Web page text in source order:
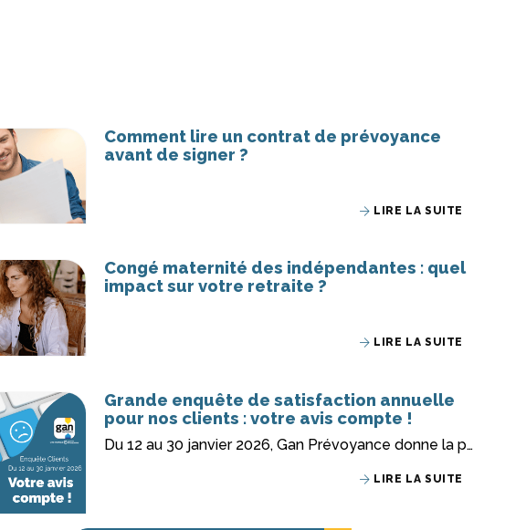
Comment lire un contrat de prévoyance
avant de signer ?
LIRE LA SUITE
Congé maternité des indépendantes : quel
impact sur votre retraite ?
LIRE LA SUITE
Grande enquête de satisfaction annuelle
pour nos clients : votre avis compte !
Du 12 au 30 janvier 2026, Gan Prévoyance donne la parole à ses clients à l'occasion de sa grande enquête annuelle.
LIRE LA SUITE